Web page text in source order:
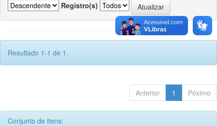
Registro(s)
Resultado 1-1 de 1.
Anterior 1 Póximo
Conjunto de itens: